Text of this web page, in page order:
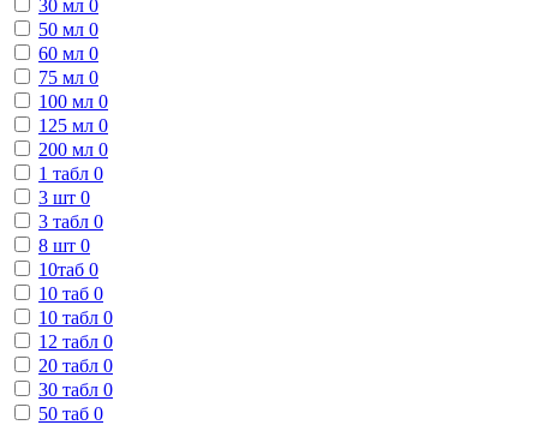
30 мл 0
50 мл 0
60 мл 0
75 мл 0
100 мл 0
125 мл 0
200 мл 0
1 табл 0
3 шт 0
3 табл 0
8 шт 0
10таб 0
10 таб 0
10 табл 0
12 табл 0
20 табл 0
30 табл 0
50 таб 0